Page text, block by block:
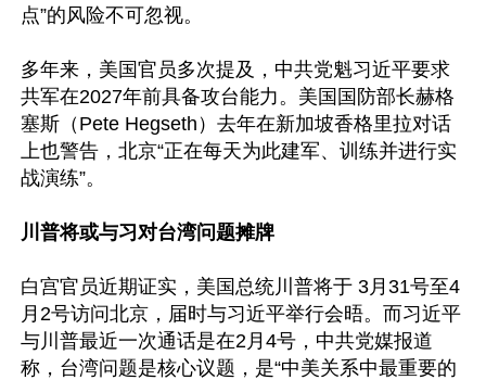
点”的风险不可忽视。
多年来，美国官员多次提及，中共党魁习近平要求
共军在2027年前具备攻台能力。美国国防部长赫格
塞斯（Pete Hegseth）去年在新加坡香格里拉对话
上也警告，北京“正在每天为此建军、训练并进行实
战演练”。
川普将或与习对台湾问题摊牌
白宫官员近期证实，美国总统川普将于 3月31号至4
月2号访问北京，届时与习近平举行会晤。而习近平
与川普最近一次通话是在2月4号，中共党媒报道
称，台湾问题是核心议题，是“中美关系中最重要的